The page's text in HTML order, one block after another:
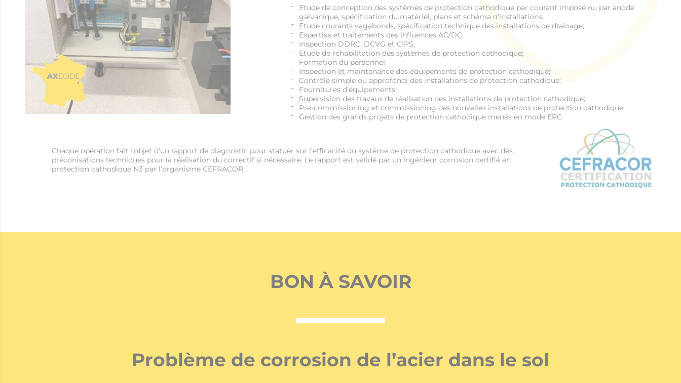
Etude de conception des systèmes de protection cathodique par courant imposé ou par anode
galvanique, spécification du matériel, plans et schéma d'installations;
Etude courants vagabonds, spécification technique des installations de drainage;
Expertise et traitements des influences AC/DC;
Inspection DDRC, DCVG et CIPS;
Etude de réhabilitation des systèmes de protection cathodique;
Formation du personnel;
Inspection et maintenance des équipements de protection cathodique;
Contrôle simple ou approfondi des installations de protection cathodique;
Fournitures d’équipements;
Supervision des travaux de réalisation des installations de protection cathodique;
Pre-commissioning et commissioning des nouvelles installations de protection cathodique;
Gestion des grands projets de protection cathodique menés en mode EPC.
Chaque opération fait l'objet d'un rapport de diagnostic pour statuer sur l’efficacité du système de protection cathodique avec des
préconisations techniques pour la réalisation du correctif si nécessaire. Le rapport est validé par un ingénieur corrosion certifié en
protection cathodique N3 par l’organisme CEFRACOR.
BON À SAVOIR
Problème de corrosion de l’acier dans le sol